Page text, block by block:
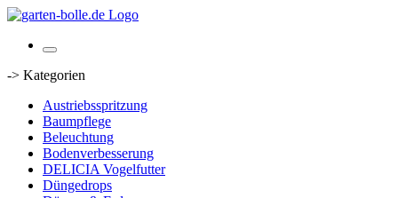
-> Kategorien
Austriebsspritzung
Baumpflege
Beleuchtung
Bodenverbesserung
DELICIA Vogelfutter
Düngedrops